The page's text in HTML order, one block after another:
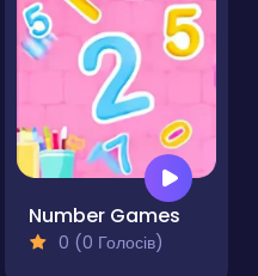
Number Games
0 (0 Голосів)